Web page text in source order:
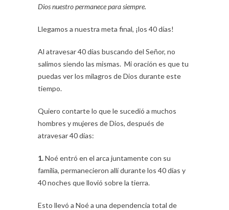
Dios nuestro permanece para siempre.
Llegamos a nuestra meta final, ¡los 40 días!
Al atravesar 40 días buscando del Señor, no
salimos siendo las mismas. Mi oración es que tu
puedas ver los milagros de Dios durante este
tiempo.
Quiero contarte lo que le sucedió a muchos
hombres y mujeres de Dios, después de
atravesar 40 días:
1.Noé entró en el arca juntamente con su
familia, permanecieron allí durante los 40 días y
40 noches que llovió sobre la tierra.
Esto llevó a Noé a una dependencia total de